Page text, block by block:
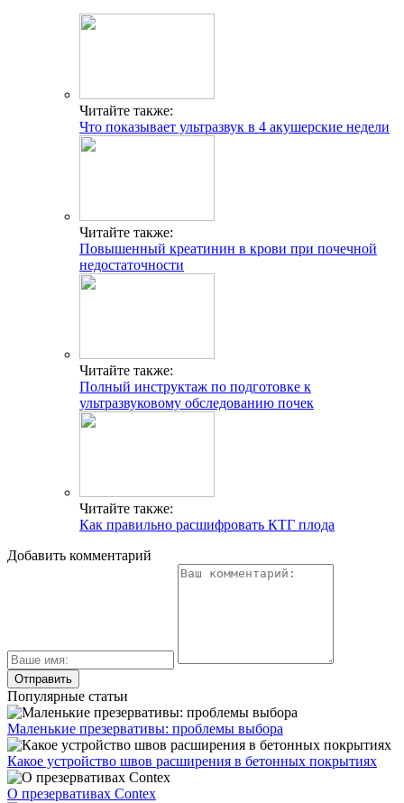
Читайте также:
Что показывает ультразвук в 4 акушерские недели
Читайте также:
Повышенный креатинин в крови при почечной
недостаточности
Читайте также:
Полный инструктаж по подготовке к
ультразвуковому обследованию почек
Читайте также:
Как правильно расшифровать КТГ плода
Добавить комментарий
Популярные статьи
Маленькие презервативы: проблемы выбора
Какое устройство швов расширения в бетонных покрытиях
О презервативах Contex